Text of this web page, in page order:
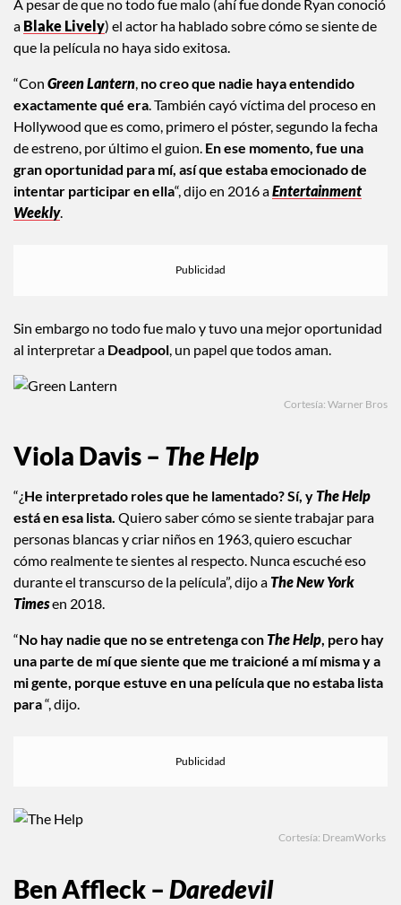
A pesar de que no todo fue malo (ahí fue donde Ryan conoció
a Blake Lively) el actor ha hablado sobre cómo se siente de
que la película no haya sido exitosa.
“Con Green Lantern, no creo que nadie haya entendido
exactamente qué era. También cayó víctima del proceso en
Hollywood que es como, primero el póster, segundo la fecha
de estreno, por último el guion. En ese momento, fue una
gran oportunidad para mí, así que estaba emocionado de
intentar participar en ella“, dijo en 2016 aEntertainment
Weekly.
Sin embargo no todo fue malo y tuvo una mejor oportunidad
al interpretar a Deadpool , un papel que todos aman.
Cortesía: Warner Bros
Viola Davis – The Help
“¿He interpretado roles que he lamentado? Sí, yThe Help
está en esa lista. Quiero saber cómo se siente trabajar para
personas blancas y criar niños en 1963, quiero escuchar
cómo realmente te sientes al respecto. Nunca escuché eso
durante el transcurso de la película”, dijo aThe New York
Timesen 2018.
“No hay nadie que no se entretenga conThe Help , pero hay
una parte de mí que siente que me traicioné a mí misma y a
mi gente, porque estuve en una película que no estaba lista
para“, dijo.
Cortesía: DreamWorks
Ben Affleck – Daredevil